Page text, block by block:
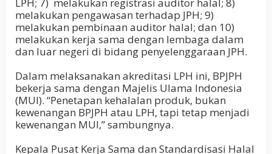
LPH; 7) melakukan registrasi auditor halal; 8)
melakukan pengawasan terhadap JPH; 9)
melakukan pembinaan auditor halal; dan 10)
melakukan kerja sama dengan lembaga dalam
dan luar negeri di bidang penyelenggaraan JPH.
Dalam melaksanakan akreditasi LPH ini, BPJPH
bekerja sama dengan Majelis Ulama Indonesia
(MUI). “Penetapan kehalalan produk, bukan
kewenangan BPJPH atau LPH, tapi tetap menjadi
kewenangan MUI,” sambungnya.
Kepala Pusat Kerja Sama dan Standardisasi Halal